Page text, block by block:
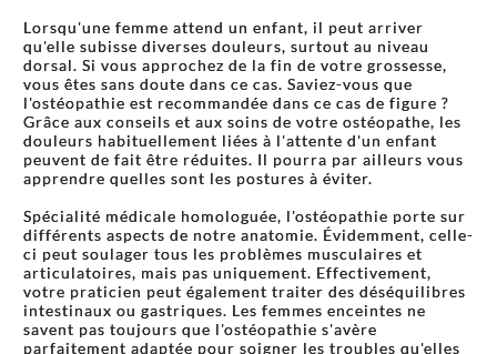
Lorsqu'une femme attend un enfant, il peut arriver
qu'elle subisse diverses douleurs, surtout au niveau
dorsal. Si vous approchez de la fin de votre grossesse,
vous êtes sans doute dans ce cas. Saviez-vous que
l'ostéopathie est recommandée dans ce cas de figure ?
Grâce aux conseils et aux soins de votre ostéopathe, les
douleurs habituellement liées à l'attente d'un enfant
peuvent de fait être réduites. Il pourra par ailleurs vous
apprendre quelles sont les postures à éviter.
Spécialité médicale homologuée, l'ostéopathie porte sur
différents aspects de notre anatomie. Évidemment, celle-
ci peut soulager tous les problèmes musculaires et
articulatoires, mais pas uniquement. Effectivement,
votre praticien peut également traiter des déséquilibres
intestinaux ou gastriques. Les femmes enceintes ne
savent pas toujours que l'ostéopathie s'avère
parfaitement adaptée pour soigner les troubles qu'elles